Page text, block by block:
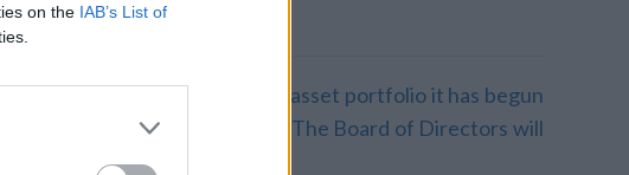
on the IAB’s List of
the review of its European asset portfolio it has begun
business in Switzerland. The Board of Directors will
quality of offers received.